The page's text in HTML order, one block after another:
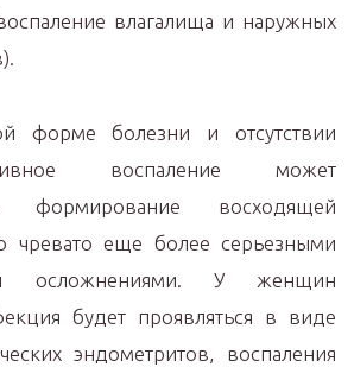
влагалища и наружных
форме болезни и отсутствии
воспаление может
формирование восходящей
чревато еще более серьезными
осложнениями. У женщин
будет проявляться в виде
эндометритов, воспаления